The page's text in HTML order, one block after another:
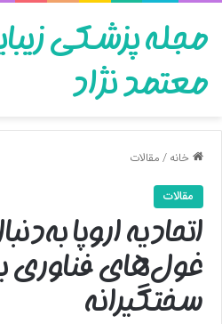
مجله پزشکی
معتمد نژاد
خانه/مقالات
مقالات
اتحادیه اروپا
غول‌های فناوری
سختگیرانه